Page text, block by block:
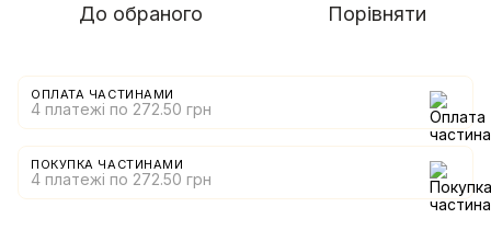
До обраного Порівняти
ОПЛАТА ЧАСТИНАМИ
4 платежі по 272.50 грн
ПОКУПКА ЧАСТИНАМИ
4 платежі по 272.50 грн